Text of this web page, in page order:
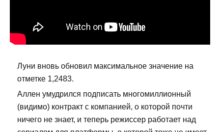
Луни вновь обновил максимальное значение на
отметке 1,2483.
Аллен умудрился подписать многомиллионный
(видимо) контракт с компанией, о которой почти
ничего не знает, и теперь режиссер работает над